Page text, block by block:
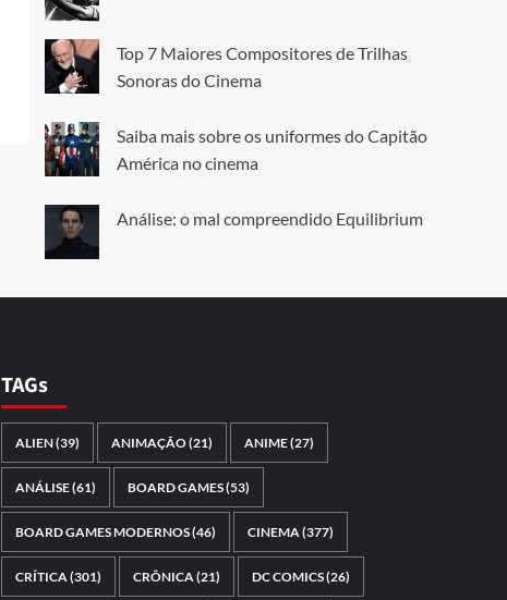
Top 7 Maiores Compositores de Trilhas
Sonoras do Cinema
Saiba mais sobre os uniformes do Capitão
América no cinema
Análise: o mal compreendido Equilibrium
TAGs
ALIEN(39) ANIMAÇÃO(21) ANIME(27)
ANÁLISE(61) BOARD GAMES(53)
BOARD GAMES MODERNOS(46) CINEMA (377)
CRÍTICA (301) CRÔNICA (21) DC COMICS(26)